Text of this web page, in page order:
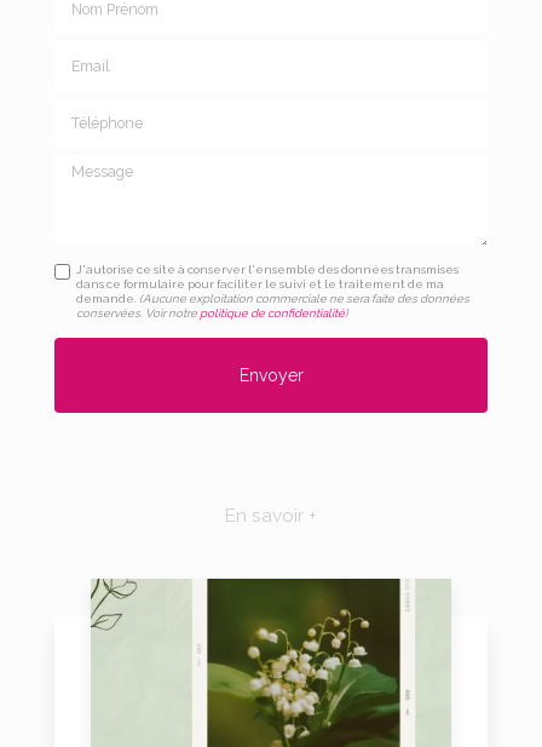
Message
J'autorise ce site à conserver l'ensemble des données transmises
dans ce formulaire pour faciliter le suivi et le traitement de ma
demande. (Aucune exploitation commerciale ne sera faite des données
conservées. Voir notre politique de confidentialité)
En savoir +